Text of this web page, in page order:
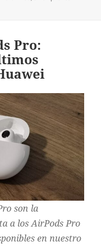
5G y N100: dos nuevos
Pro:
son la
a los AirPods Pro
en nuestro